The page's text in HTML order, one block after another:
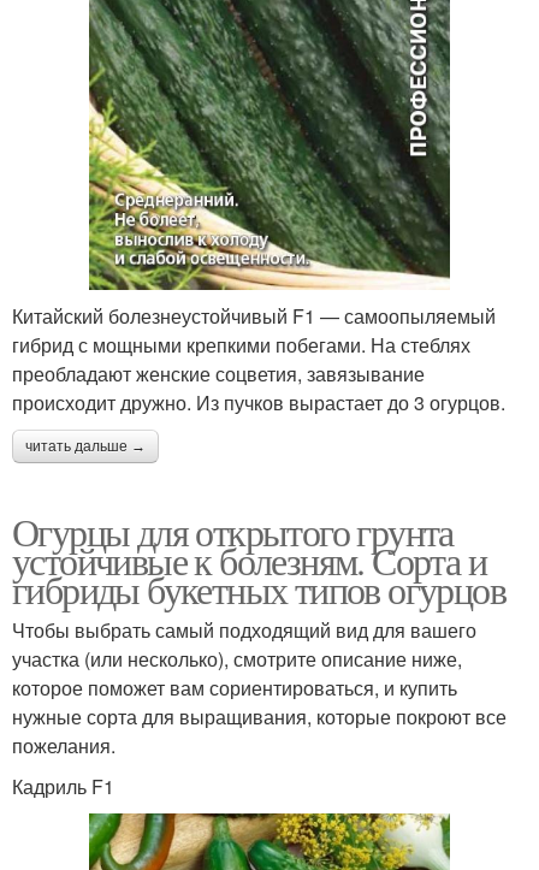
Китайский болезнеустойчивый F1 — самоопыляемый
гибрид с мощными крепкими побегами. На стеблях
преобладают женские соцветия, завязывание
происходит дружно. Из пучков вырастает до 3 огурцов.
читать дальше →
Огурцы для открытого грунта
устойчивые к болезням. Сорта и
гибриды букетных типов огурцов
Чтобы выбрать самый подходящий вид для вашего
участка (или несколько), смотрите описание ниже,
которое поможет вам сориентироваться, и купить
нужные сорта для выращивания, которые покроют все
пожелания.
Кадриль F1